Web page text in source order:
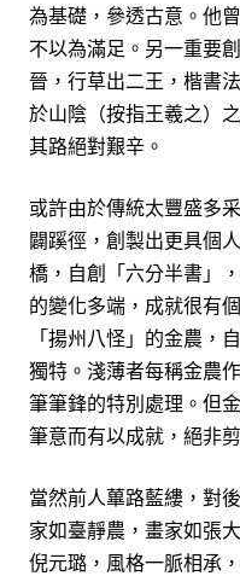
為基礎，參透古意。他
不以為滿足。另一重要
晉，行草出二王，楷書
於山陰（按指王羲之）
其路絕對艱辛。
或許由於傳統太豐盛多
闢蹊徑，創製出更具個
橋，自創「六分半書」
的變化多端，成就很有
「揚州八怪」的金農，
獨特。淺薄者每稱金農
筆筆鋒的特別處理。但
筆意而有以成就，絕非
當然前人蓽路藍縷，對
家如臺靜農，畫家如張
倪元璐，風格一脈相承